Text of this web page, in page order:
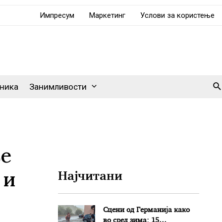
Импресум Маркетинг Услови за користење
Занимливости
Најчитани
Сцени од Германија како
во сред зима: 15